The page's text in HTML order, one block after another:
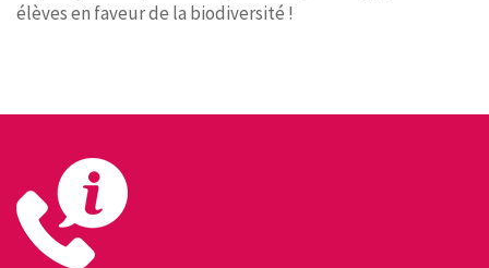
élèves en faveur de la biodiversité !